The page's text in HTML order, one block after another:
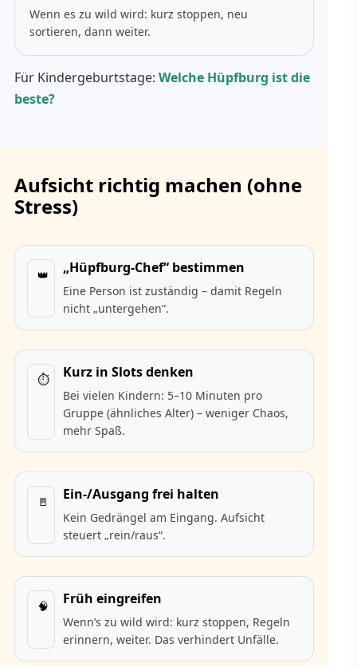
Wenn es zu wild wird: kurz stoppen, neu
sortieren, dann weiter.
Für Kindergeburtstage: Welche Hüpfburg ist die
beste?
Aufsicht richtig machen (ohne
Stress)
👑 „Hüpfburg-Chef“ bestimmen
Eine Person ist zuständig – damit Regeln
nicht „untergehen“.
⏱️ Kurz in Slots denken
Bei vielen Kindern: 5–10 Minuten pro
Gruppe (ähnliches Alter) – weniger Chaos,
mehr Spaß.
🚪 Ein-/Ausgang frei halten
Kein Gedrängel am Eingang. Aufsicht
steuert „rein/raus“.
🧠 Früh eingreifen
Wenn’s zu wild wird: kurz stoppen, Regeln
erinnern, weiter. Das verhindert Unfälle.